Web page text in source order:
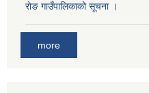
राेङ गाउँपालिकाको सूचना ।
more